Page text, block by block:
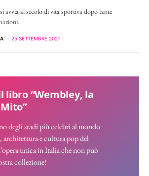
avvia al secolo di vita sportiva dopo tante
25 SETTEMBRE 2021
libro “Wembley, la
degli stadi più celebri al mondo
architettura e cultura pop del
unica in Italia che non può
collezione!